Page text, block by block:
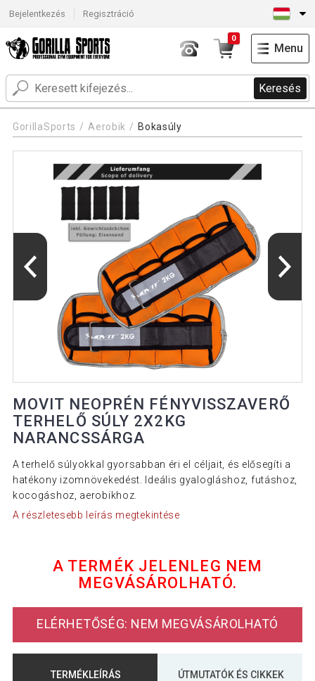
Bejelentkezés Regisztráció
Keresés
0
Menu
GorillaSports Aerobik Bokasúly
MOVIT NEOPRÉN FÉNYVISSZAVERŐ
TERHELŐ SÚLY 2X2KG
NARANCSSÁRGA
A terhelő súlyokkal gyorsabban éri el céljait, és elősegíti a
hatékony izomnövekedést. Ideális gyalogláshoz, futáshoz,
kocogáshoz, aerobikhoz.
A részletesebb leírás megtekintése
A TERMÉK JELENLEG NEM
MEGVÁSÁROLHATÓ.
ELÉRHETŐSÉG: NEM MEGVÁSÁROLHATÓ
TERMÉKLEÍRÁS ÚTMUTATÓK ÉS CIKKEK